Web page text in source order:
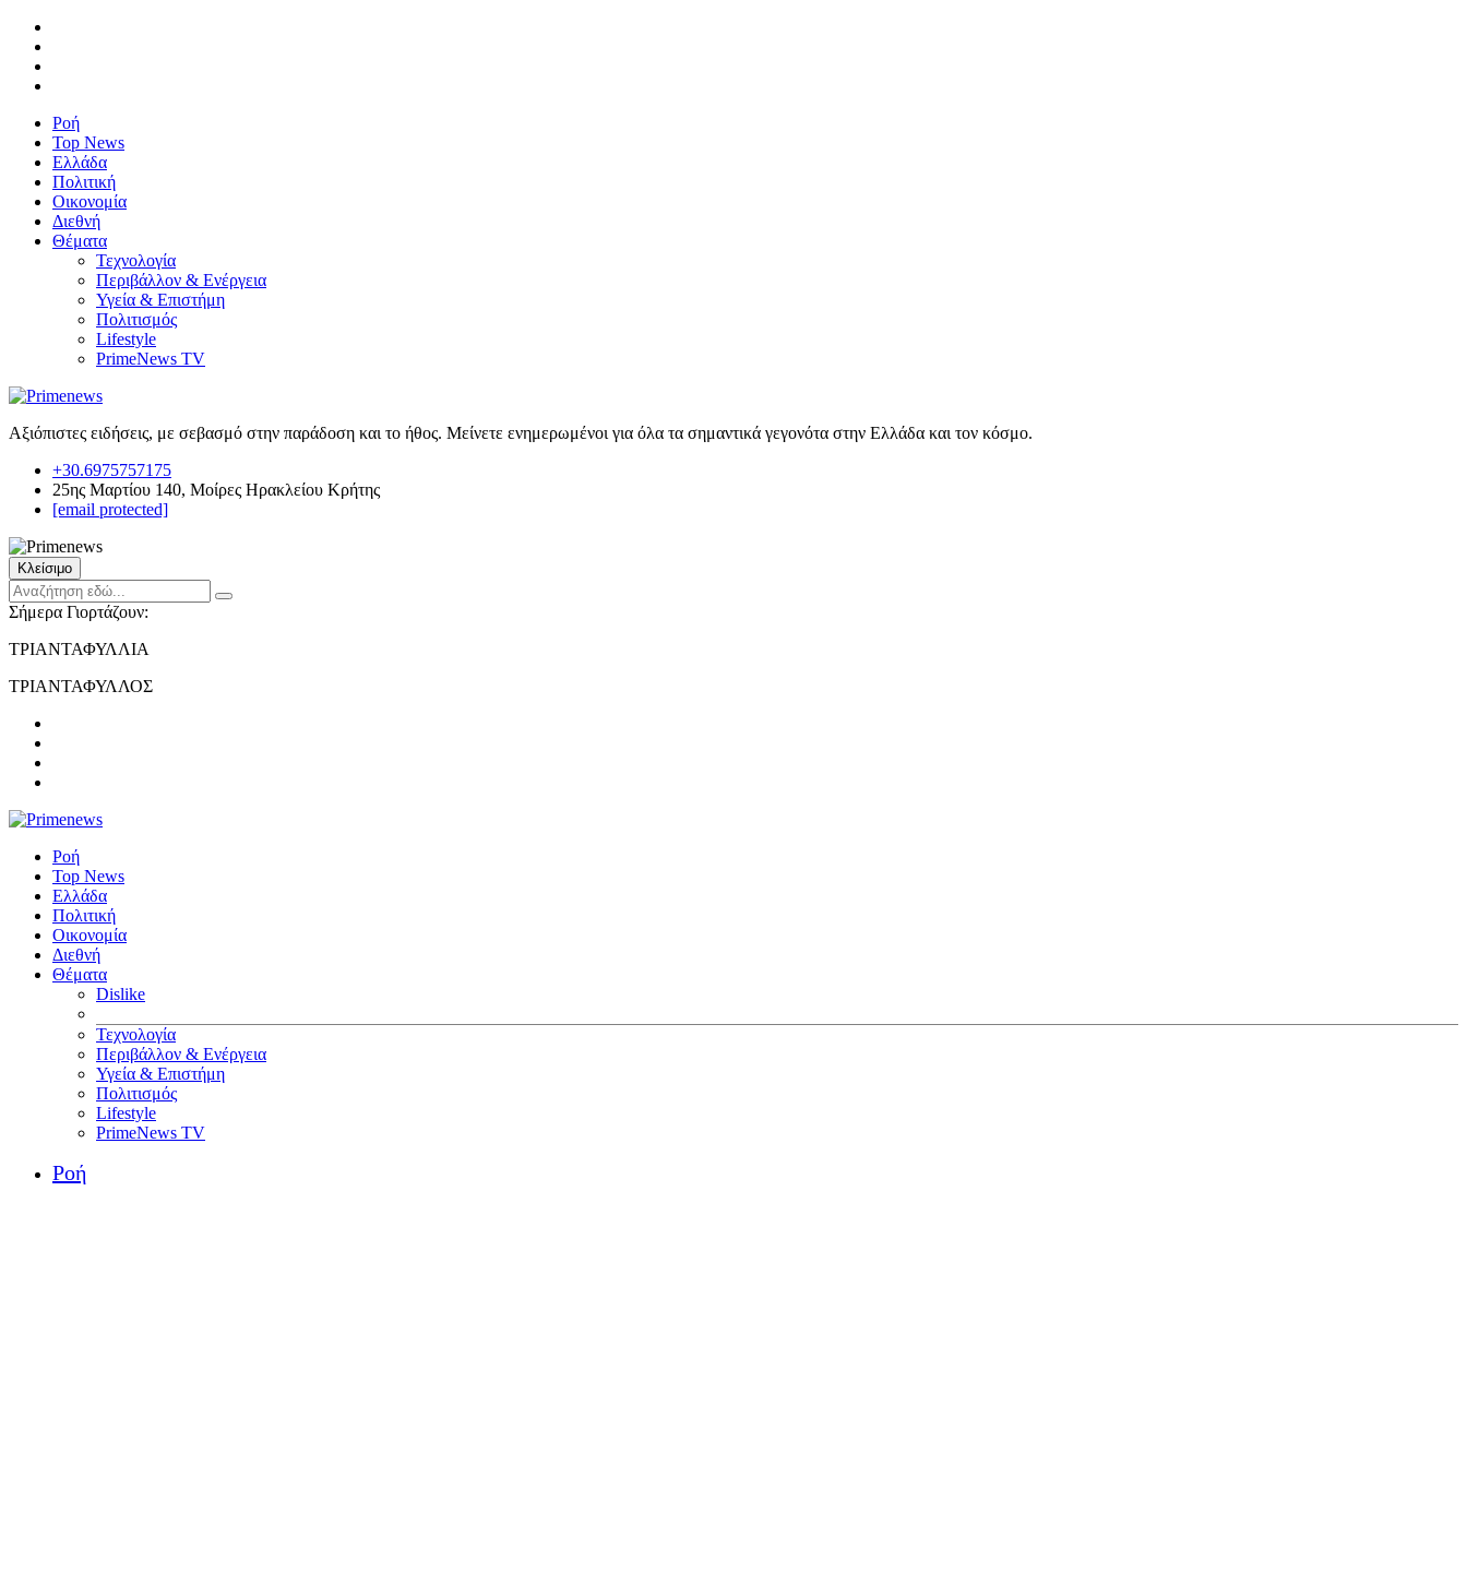
Ροή
Top News
Ελλάδα
Πολιτική
Οικονομία
Διεθνή
Θέματα
Τεχνολογία
Περιβάλλον & Ενέργεια
Υγεία & Επιστήμη
Πολιτισμός
Lifestyle
PrimeNews TV
Αξιόπιστες ειδήσεις, με σεβασμό στην παράδοση και το ήθος. Μείνετε ενημερωμένοι για όλα τα σημαντικά γεγονότα στην Ελλάδα και τον κόσμο.
+30.6975757175
25ης Μαρτίου 140, Μοίρες Ηρακλείου Κρήτης
[email protected]
Κλείσιμο
Σήμερα Γιορτάζουν:
ΤΡΙΑΝΤΑΦΥΛΛΙΑ
ΤΡΙΑΝΤΑΦΥΛΛΟΣ
Ροή
Top News
Ελλάδα
Πολιτική
Οικονομία
Διεθνή
Θέματα
Dislike
Τεχνολογία
Περιβάλλον & Ενέργεια
Υγεία & Επιστήμη
Πολιτισμός
Lifestyle
PrimeNews TV
Ροή